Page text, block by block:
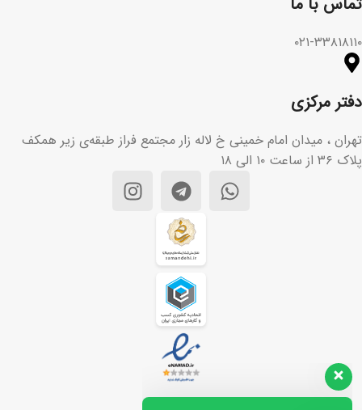
۰۲۱-۳۳۸۱۸۱۱۰
دفتر مرکزی
تهران ، میدان امام خمینی خ لاله زار مجتمع فراز طبقه‌ی زیر همکف
پلاک ۳۶ از ساعت ۱۰ الی ۱۸
تیم پشتیبانی مشتریان ما آماده
پاسخگویی به سوالات شماست. هر
سوالی دارید از ما بپرسید!
سلام، چطور می‌تونم کمکتون کنم؟👋